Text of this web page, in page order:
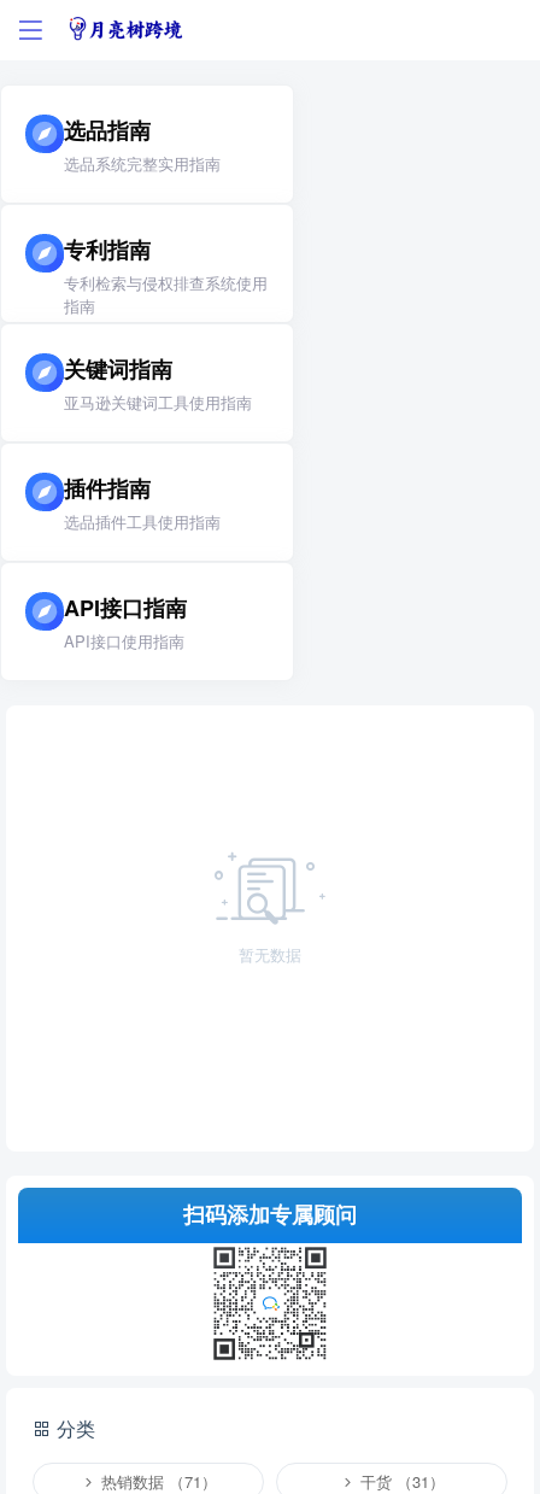
选品指南
选品系统完整实用指南
专利指南
专利检索与侵权排查系统使用
指南
关键词指南
亚马逊关键词工具使用指南
插件指南
选品插件工具使用指南
API接口指南
API接口使用指南
暂无数据
扫码添加专属顾问
分类
热销数据 （71） 干货 （31）